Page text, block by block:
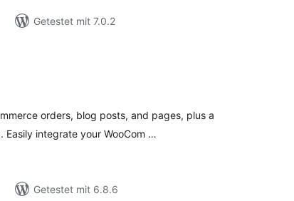
Getestet mit 7.0.2
orders, blog posts, and pages, plus a
integrate your WooCom …
Getestet mit 6.8.6